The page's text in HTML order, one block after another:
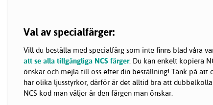
Val av specialfärger:
Vill du beställa med specialfärg som inte finns blad våra
att se alla tillgängliga NCS färger. Du kan enkelt kopiera
önskar och mejla till oss efter din beställning! Tänk på att
har olika ljusstyrkor, därför är det alltid bra att
NCS kod man väljer är den färgen man önskar.